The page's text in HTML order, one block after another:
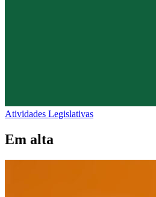
Atividades Legislativas
Em alta